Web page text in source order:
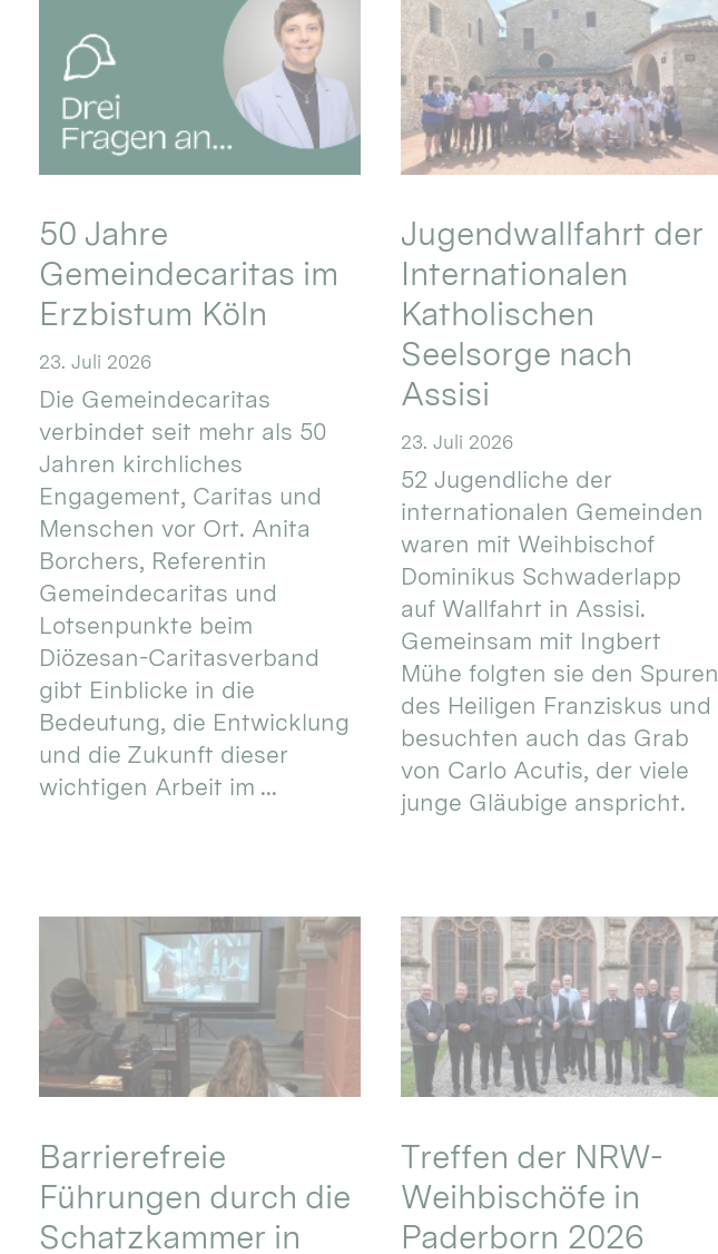
50 Jahre
Gemeindecaritas im
Erzbistum Köln
23. Juli 2026
Die Gemeindecaritas
verbindet seit mehr als 50
Jahren kirchliches
Engagement, Caritas und
Menschen vor Ort. Anita
Borchers, Referentin
Gemeindecaritas und
Lotsenpunkte beim
Diözesan-Caritasverband
gibt Einblicke in die
Bedeutung, die Entwicklung
und die Zukunft dieser
wichtigen Arbeit im ...
Jugendwallfahrt der
Internationalen
Katholischen
Seelsorge nach
Assisi
23. Juli 2026
52 Jugendliche der
internationalen Gemeinden
waren mit Weihbischof
Dominikus Schwaderlapp
auf Wallfahrt in Assisi.
Gemeinsam mit Ingbert
Mühe folgten sie den Spuren
des Heiligen Franziskus und
besuchten auch das Grab
von Carlo Acutis, der viele
junge Gläubige anspricht.
Barrierefreie
Führungen durch die
Schatzkammer in
Treffen der NRW-
Weihbischöfe in
Paderborn 2026